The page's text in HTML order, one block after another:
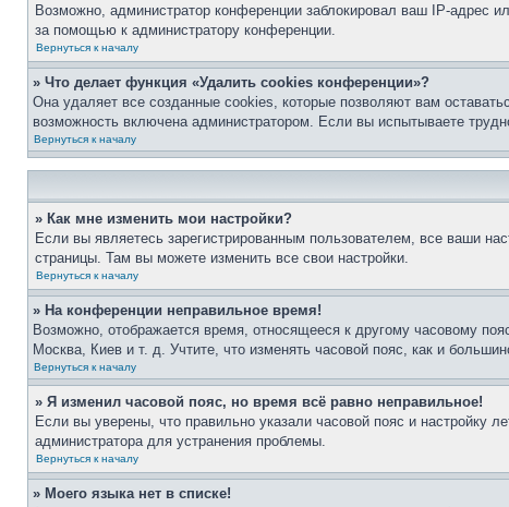
Возможно, администратор конференции заблокировал ваш IP-адрес
за помощью к администратору конференции.
Вернуться к началу
» Что делает функция «Удалить cookies конференции»?
Она удаляет все созданные cookies, которые позволяют вам
возможность включена администратором. Если вы испытываете
Вернуться к началу
» Как мне изменить мои настройки?
Если вы являетесь зарегистрированным пользователем, все ваши
страницы. Там вы можете изменить все свои настройки.
Вернуться к началу
» На конференции неправильное время!
Возможно, отображается время, относящееся к другому часовому
Москва, Киев и т. д. Учтите, что изменять часовой пояс, как и
Вернуться к началу
» Я изменил часовой пояс, но время всё равно неправильное!
Если вы уверены, что правильно указали часовой пояс и настройку
администратора для устранения проблемы.
Вернуться к началу
» Моего языка нет в списке!